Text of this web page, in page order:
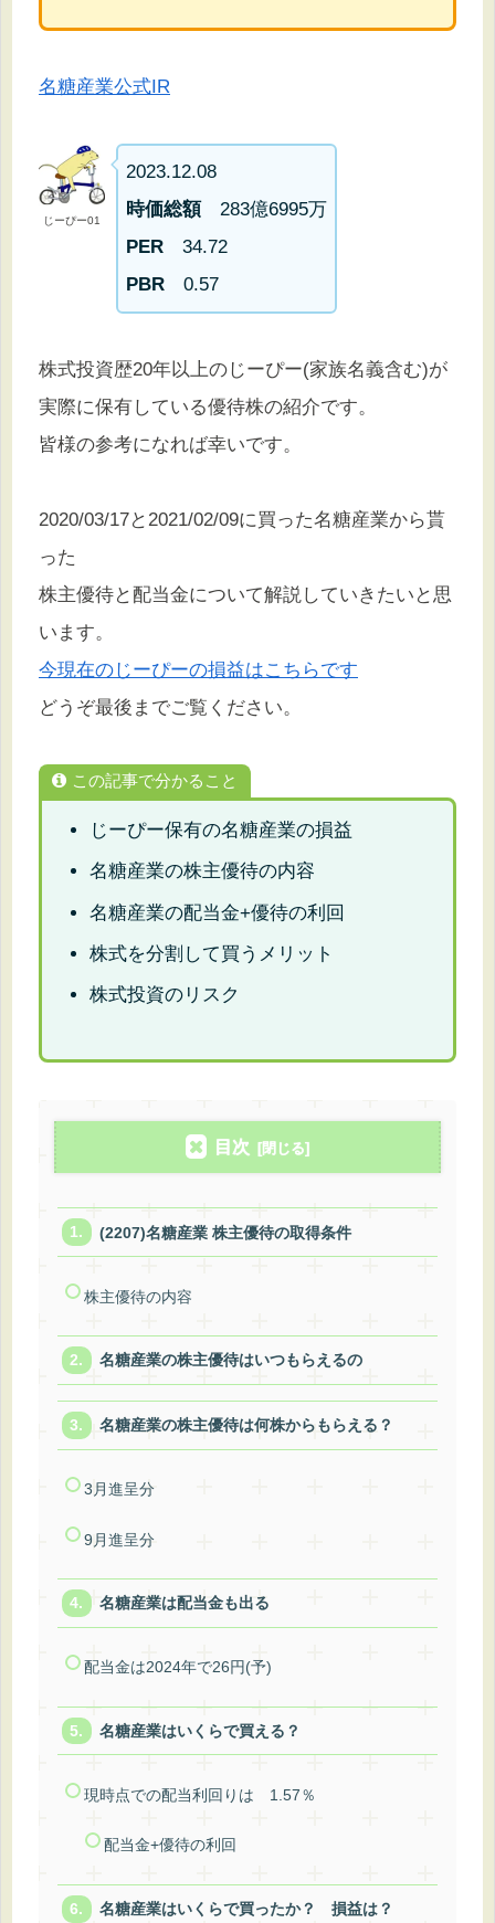
名糖産業公式IR
じーぴー01
2023.12.08
時価総額283億6995万
PER 34.72
PBR 0.57
株式投資歴20年以上のじーぴー(家族名義含む)が
実際に保有している優待株の紹介です。
皆様の参考になれば幸いです。
2020/03/17と2021/02/09に買った名糖産業から貰
った
株主優待と配当金について解説していきたいと思
います。
今現在のじーぴーの損益はこちらです
どうぞ最後までご覧ください。
この記事で分かること
じーぴー保有の名糖産業の損益
名糖産業の株主優待の内容
名糖産業の配当金+優待の利回
株式を分割して買うメリット
株式投資のリスク
目次
(2207)名糖産業 株主優待の取得条件
株主優待の内容
名糖産業の株主優待はいつもらえるの
名糖産業の株主優待は何株からもらえる？
3月進呈分
9月進呈分
名糖産業は配当金も出る
配当金は2024年で26円(予)
名糖産業はいくらで買える？
現時点での配当利回りは 1.57％
配当金+優待の利回
名糖産業はいくらで買ったか？ 損益は？